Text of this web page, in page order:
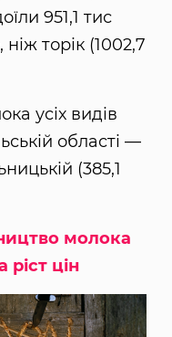
951,1 тис
торік (1002,7
усіх видів
області —
(385,1
молока
цін